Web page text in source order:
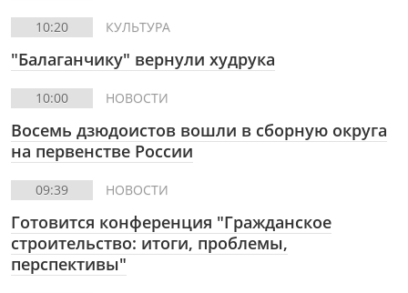
10:20 КУЛЬТУРА
"Балаганчику" вернули худрука
10:00 НОВОСТИ
Восемь дзюдоистов вошли в сборную округа
на первенстве России
09:39 НОВОСТИ
Готовится конференция "Гражданское
строительство: итоги, проблемы,
перспективы"